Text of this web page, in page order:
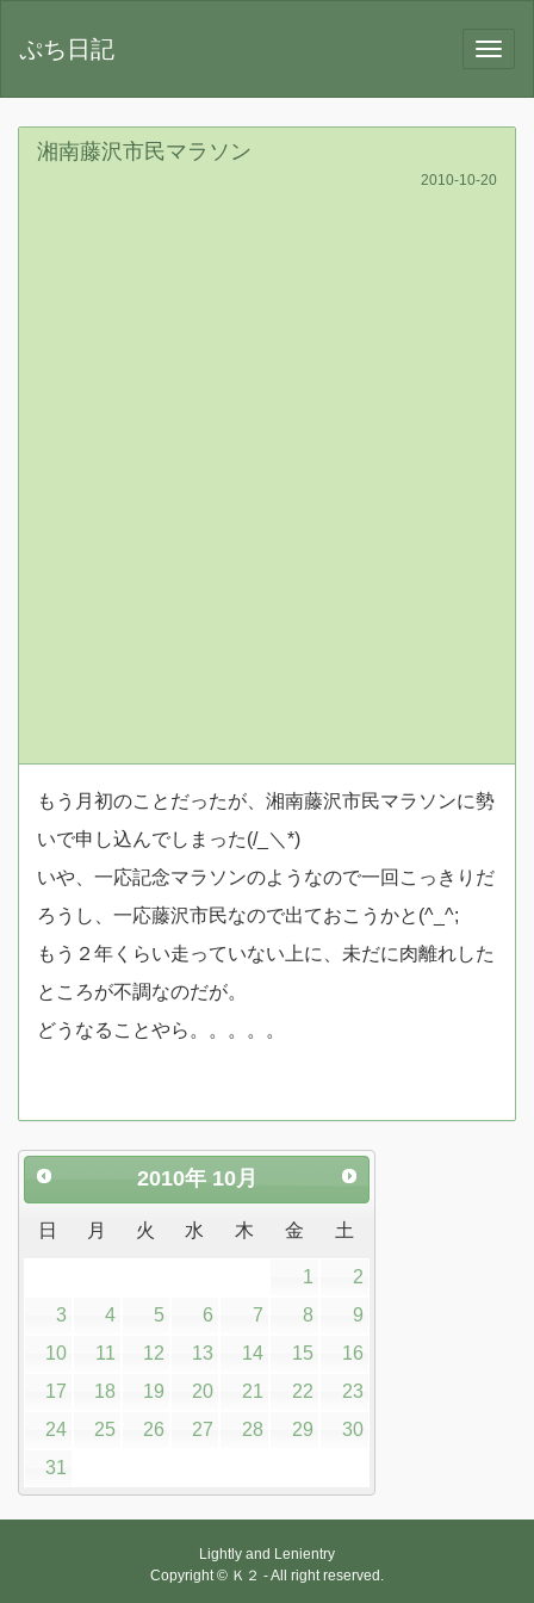
ぷち日記
湘南藤沢市民マラソン
2010-10-20
もう月初のことだったが、湘南藤沢市民マラソンに勢
いで申し込んでしまった(/_＼*)
いや、一応記念マラソンのようなので一回こっきりだ
ろうし、一応藤沢市民なので出ておこうかと(^_^;
もう２年くらい走っていない上に、未だに肉離れした
ところが不調なのだが。
どうなることやら。。。。。
2010年 10月
日 月 火 水 木 金 土
1
2
3
4 5 6 7 8
9
10
11 12 13 14 15
16
17
18 19 20 21 22
23
24
25 26 27 28 29
30
31
Lightly and Lenientry
Copyright © Ｋ２ - All right reserved.